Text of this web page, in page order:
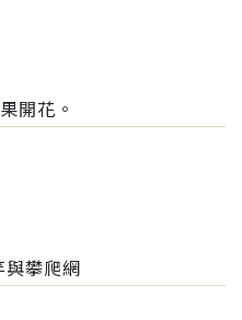
開花。
攀爬網